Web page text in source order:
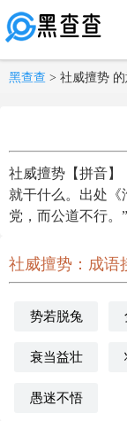
黑查查 > 社威擅势 的
社威擅势【拼音】
就干什么。出处《
党，而公道不行。
社威擅势：成语
势若脱兔
衰当益壮
愚迷不悟